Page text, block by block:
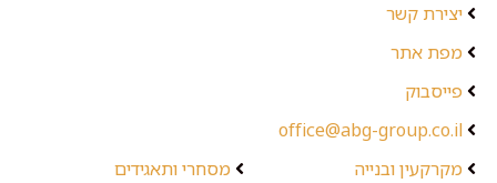
יצירת קשר
מפת אתר
פייסבוק
office@abg-group.co.il
מקרקעין ובנייה
מסחרי ותאגידים